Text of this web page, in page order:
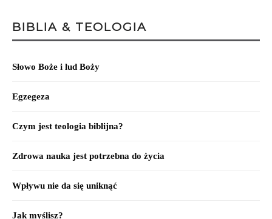
BIBLIA & TEOLOGIA
Słowo Boże i lud Boży
Egzegeza
Czym jest teologia biblijna?
Zdrowa nauka jest potrzebna do życia
Wpływu nie da się uniknąć
Jak myślisz?